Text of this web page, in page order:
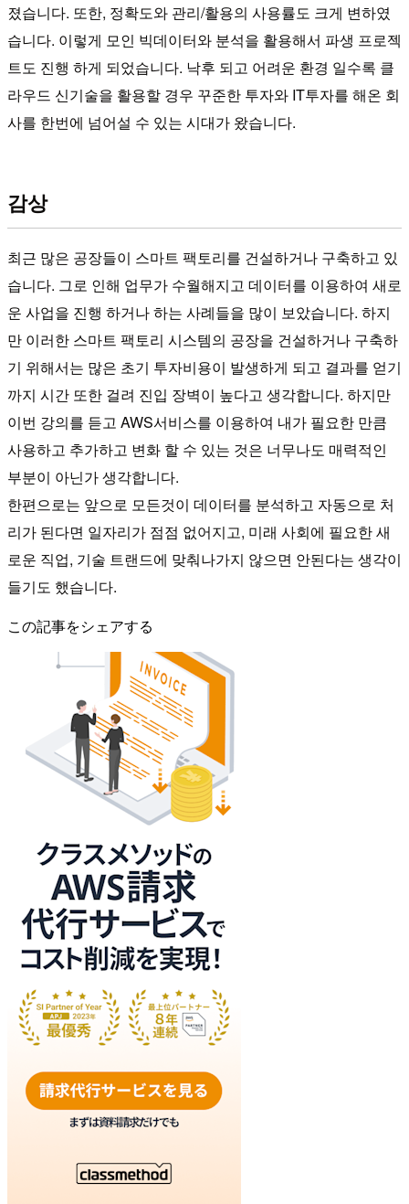
졌습니다. 또한, 정확도와 관리/활용의 사용률도 크게 변하였
습니다. 이렇게 모인 빅데이터와 분석을 활용해서 파생 프로젝
트도 진행 하게 되었습니다. 낙후 되고 어려운 환경 일수록 클
라우드 신기술을 활용할 경우 꾸준한 투자와 IT투자를 해온 회
사를 한번에 넘어설 수 있는 시대가 왔습니다.
감상
최근 많은 공장들이 스마트 팩토리를 건설하거나 구축하고 있
습니다. 그로 인해 업무가 수월해지고 데이터를 이용하여 새로
운 사업을 진행 하거나 하는 사례들을 많이 보았습니다. 하지
만 이러한 스마트 팩토리 시스템의 공장을 건설하거나 구축하
기 위해서는 많은 초기 투자비용이 발생하게 되고 결과를 얻기
까지 시간 또한 걸려 진입 장벽이 높다고 생각합니다. 하지만
이번 강의를 듣고 AWS서비스를 이용하여 내가 필요한 만큼
사용하고 추가하고 변화 할 수 있는 것은 너무나도 매력적인
부분이 아닌가 생각합니다.
한편으로는 앞으로 모든것이 데이터를 분석하고 자동으로 처
리가 된다면 일자리가 점점 없어지고, 미래 사회에 필요한 새
로운 직업, 기술 트랜드에 맞춰나가지 않으면 안된다는 생각이
들기도 했습니다.
この記事をシェアする